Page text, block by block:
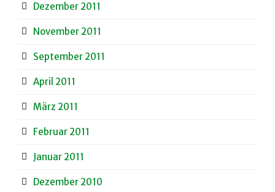
Dezember 2011
November 2011
September 2011
April 2011
März 2011
Februar 2011
Januar 2011
Dezember 2010